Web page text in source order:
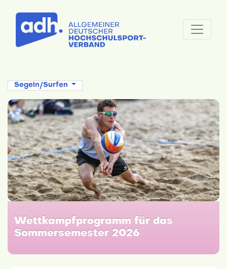
Segeln/Surfen
adh plant Entsendungen zu 18 World
University Championships